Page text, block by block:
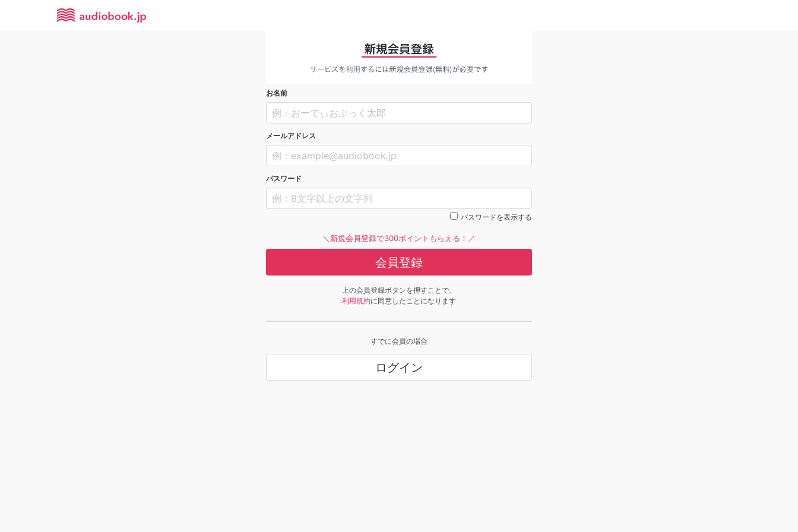
お名前
メールアドレス
パスワード
パスワードを表示する
＼新規会員登録で300ポイントもらえる！／
会員登録
上の会員登録ボタンを押すことで、
利用規約に同意したことになります
すでに会員の場合
ログイン